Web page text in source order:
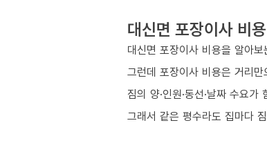
대신면 포장이사 비용
대신면 포장이사 비용을 알아
그런데 포장이사 비용은 거리
짐의 양·인원·동선·날짜 수요
그래서 같은 평수라도 집마다